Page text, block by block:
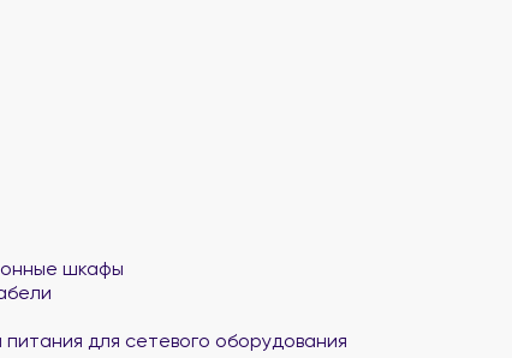
шкафы
питания для сетевого оборудования